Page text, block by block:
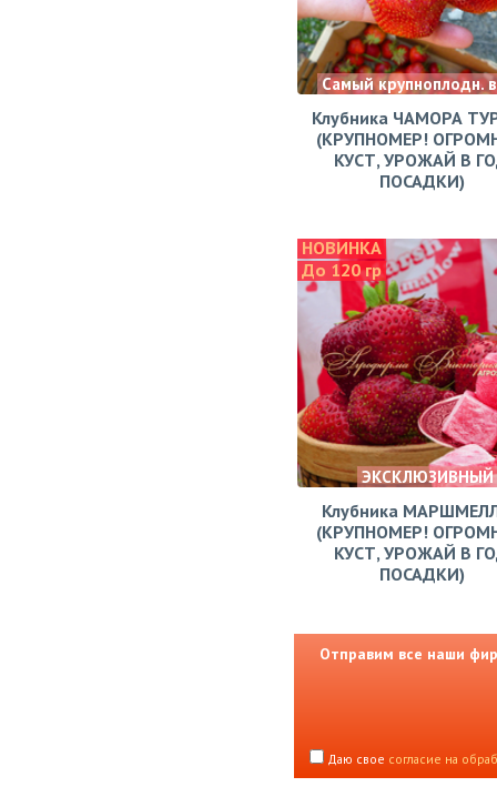
Самый крупноплодн.
Клубника ЧАМОРА
(КРУПНОМЕР!
КУСТ, УРОЖАЙ В
ПОСАДКИ)
НОВИНКА
До 120 гр
ЭКСКЛЮЗИВНЫЙ
Клубника
(КРУПНОМЕР!
КУСТ, УРОЖАЙ В
ПОСАДКИ)
Отправим все наши
Даю свое согласие на